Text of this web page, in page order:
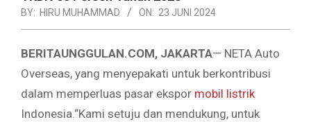
BY: HIRU MUHAMMAD ON: 23 JUNI 2024
BERITAUNGGULAN.COM, JAKARTA— NETA Auto
Overseas, yang menyepakati untuk berkontribusi
dalam memperluas pasar ekspor mobil listrik
Indonesia.“Kami setuju dan mendukung, untuk